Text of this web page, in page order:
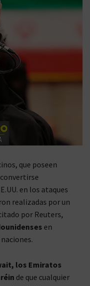
que poseen
en los ataques
realizadas por un
por Reuters,
en
los Emiratos
de que cualquier